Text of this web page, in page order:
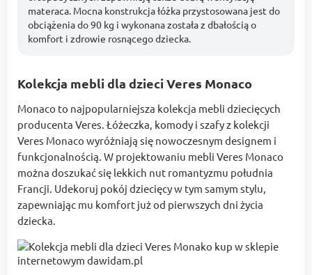
materaca. Mocna konstrukcja łóżka przystosowana jest do
obciążenia do 90 kg i wykonana została z dbałością o
komfort i zdrowie rosnącego dziecka.
Kolekcja mebli dla dzieci Veres Monaco
Monaco to najpopularniejsza kolekcja mebli dziecięcych
producenta Veres. Łóżeczka, komody i szafy z kolekcji
Veres Monaco wyróżniają się nowoczesnym designem i
funkcjonalnością. W projektowaniu mebli Veres Monaco
można doszukać się lekkich nut romantyzmu południa
Francji. Udekoruj pokój dziecięcy w tym samym stylu,
zapewniając mu komfort już od pierwszych dni życia
dziecka.